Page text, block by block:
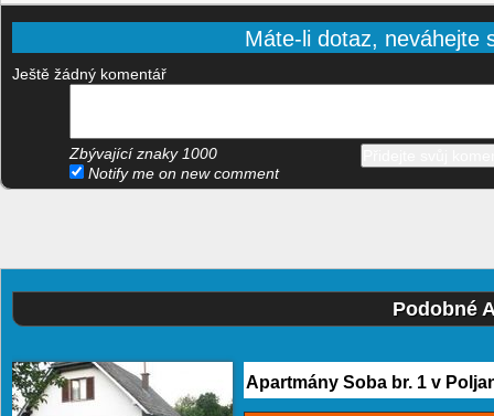
Máte-li dotaz, neváhejte
Ještě žádný komentář
Zbývající znaky 1000
Notify me on new comment
Podobné
Apartmány Soba br. 1 v